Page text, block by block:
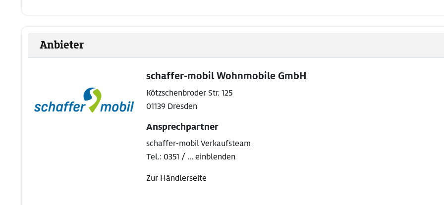
Anbieter
schaffer-mobil Wohnmobile GmbH
Kötzschenbroder Str. 125
01139 Dresden
Ansprechpartner
schaffer-mobil Verkaufsteam
Tel.: 0351 / ... einblenden
Zur Händlerseite